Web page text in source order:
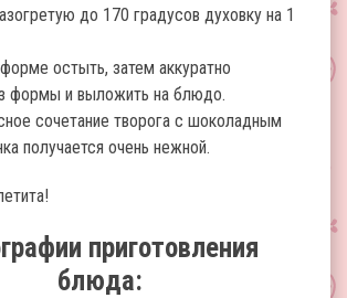
до 170 градусов духовку на 1
остыть, затем аккуратно
формы и выложить на блюдо.
сочетание творога с шоколадным
получается очень нежной.
приготовления
блюда: